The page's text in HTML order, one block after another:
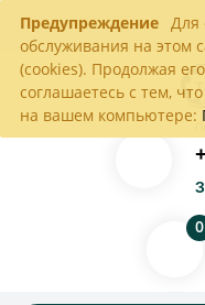
Предупреждение Для
обслуживания на этом
(cookies). Продолжая
соглашаетесь с тем,
на вашем компьютере:
0